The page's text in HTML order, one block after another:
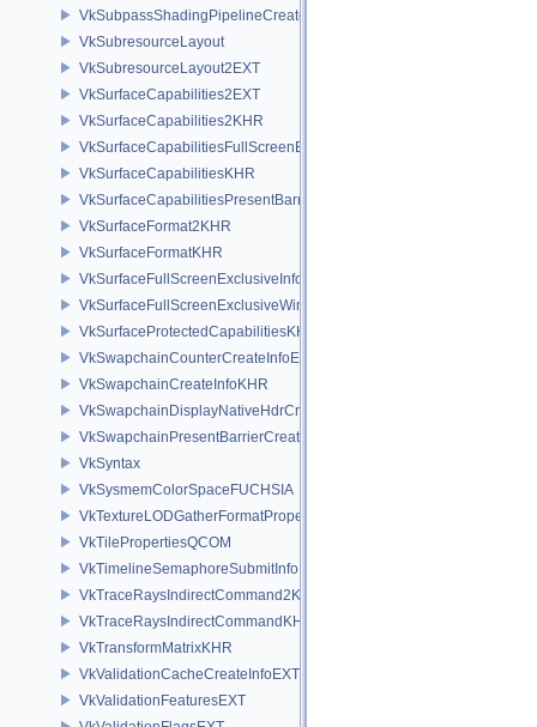
VkSubpassShadingPipelineCreateInfoHUAWEI
VkSubresourceLayout
VkSubresourceLayout2EXT
VkSurfaceCapabilities2EXT
VkSurfaceCapabilities2KHR
VkSurfaceCapabilitiesFullScreenExclusiveEXT
VkSurfaceCapabilitiesKHR
VkSurfaceCapabilitiesPresentBarrierNV
VkSurfaceFormat2KHR
VkSurfaceFormatKHR
VkSurfaceFullScreenExclusiveInfoEXT
VkSurfaceFullScreenExclusiveWin32InfoEXT
VkSurfaceProtectedCapabilitiesKHR
VkSwapchainCounterCreateInfoEXT
VkSwapchainCreateInfoKHR
VkSwapchainDisplayNativeHdrCreateInfoAMD
VkSwapchainPresentBarrierCreateInfoNV
VkSyntax
VkSysmemColorSpaceFUCHSIA
VkTextureLODGatherFormatPropertiesAMD
VkTilePropertiesQCOM
VkTimelineSemaphoreSubmitInfo
VkTraceRaysIndirectCommand2KHR
VkTraceRaysIndirectCommandKHR
VkTransformMatrixKHR
VkValidationCacheCreateInfoEXT
VkValidationFeaturesEXT